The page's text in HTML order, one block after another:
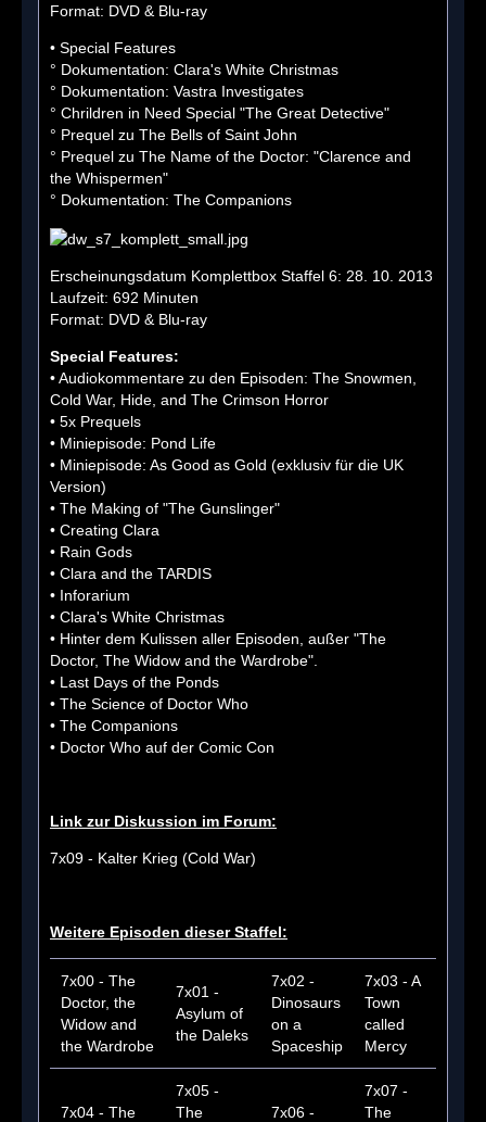
Format: DVD & Blu-ray
• Special Features
° Dokumentation: Clara's White Christmas
° Dokumentation: Vastra Investigates
° Chrildren in Need Special "The Great Detective"
° Prequel zu The Bells of Saint John
° Prequel zu The Name of the Doctor: "Clarence and
the Whispermen"
° Dokumentation: The Companions
Erscheinungsdatum Komplettbox Staffel 6: 28. 10. 2013
Laufzeit: 692 Minuten
Format: DVD & Blu-ray
Special Features:
• Audiokommentare zu den Episoden: The Snowmen,
Cold War, Hide, and The Crimson Horror
• 5x Prequels
• Miniepisode: Pond Life
• Miniepisode: As Good as Gold (exklusiv für die UK
Version)
• The Making of "The Gunslinger"
• Creating Clara
• Rain Gods
• Clara and the TARDIS
• Inforarium
• Clara's White Christmas
• Hinter dem Kulissen aller Episoden, außer "The
Doctor, The Widow and the Wardrobe".
• Last Days of the Ponds
• The Science of Doctor Who
• The Companions
• Doctor Who auf der Comic Con
Link zur Diskussion im Forum:
7x09 - Kalter Krieg (Cold War)
Weitere Episoden dieser Staffel:
7x00 - The
Doctor, the
Widow and
the Wardrobe
7x01 -
Asylum of
the Daleks
7x02 -
Dinosaurs
on a
Spaceship
7x03 - A
Town
called
Mercy
7x04 - The
7x05 -
The
7x06 -
7x07 -
The